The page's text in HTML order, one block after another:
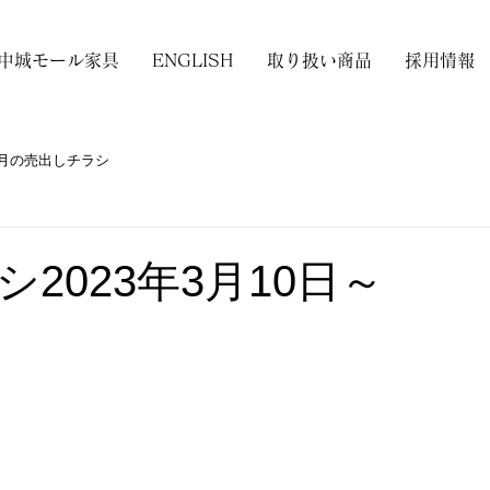
城モール家具 ENGLISH 取り扱い商品 採用情報
の売出しチラシ
2023年3月10日～